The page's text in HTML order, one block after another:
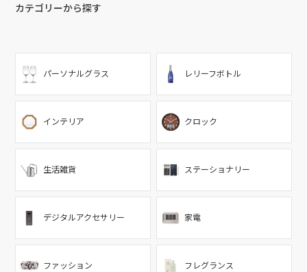
カテゴリーから探す
パーソナルグラス レリーフボトル
インテリア クロック
生活雑貨 ステーショナリー
デジタルアクセサリー 家電
ファッション フレグランス